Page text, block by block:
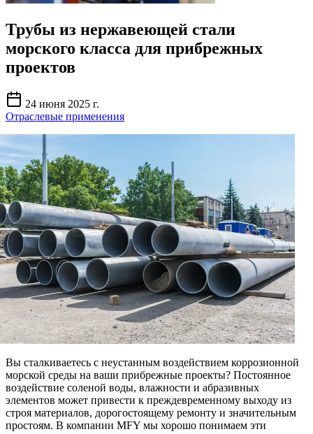
Трубы из нержавеющей стали
морского класса для прибрежных
проектов
24 июня 2025 г.
Отраслевые применения
Вы сталкиваетесь с неустанным воздействием коррозионной
морской среды на ваши прибрежные проекты? Постоянное
воздействие соленой воды, влажности и абразивных
элементов может привести к преждевременному выходу из
строя материалов, дорогостоящему ремонту и значительным
простоям. В компании MFY мы хорошо понимаем эти